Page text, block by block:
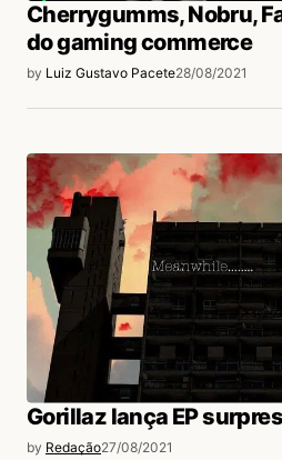
Cherrygumms, Nobru,
do gaming commerce
by Luiz Gustavo Pacete28/08/2021
Gorillaz lança EP
by Redação27/08/2021